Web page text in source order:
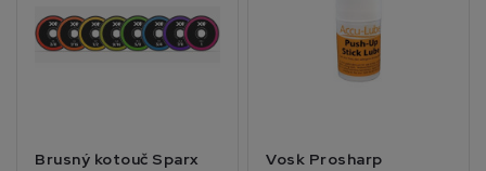
Brusný kotouč Sparx
Vosk Prosharp